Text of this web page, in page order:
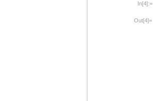
In[4]:=
Out[4]=